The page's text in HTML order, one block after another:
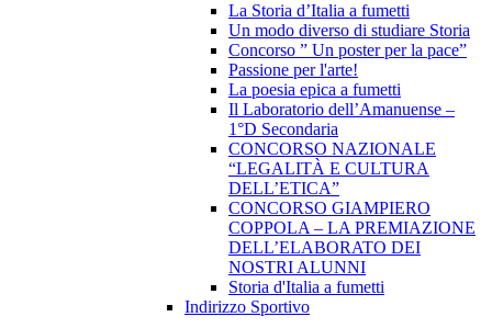
La Storia d’Italia a fumetti
Un modo diverso di studiare Storia
Concorso ” Un poster per la pace”
Passione per l'arte!
La poesia epica a fumetti
Il Laboratorio dell’Amanuense –
1°D Secondaria
CONCORSO NAZIONALE
“LEGALITÀ E CULTURA
DELL’ETICA”
CONCORSO GIAMPIERO
COPPOLA – LA PREMIAZIONE
DELL’ELABORATO DEI
NOSTRI ALUNNI
Storia d'Italia a fumetti
Indirizzo Sportivo